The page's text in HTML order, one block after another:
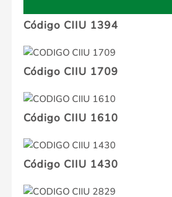
Código CIIU 1394
Código CIIU 1709
Código CIIU 1610
Código CIIU 1430